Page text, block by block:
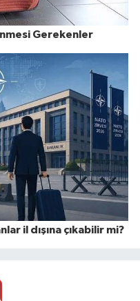
Gerekenler
il dışına çıkabilir mi?